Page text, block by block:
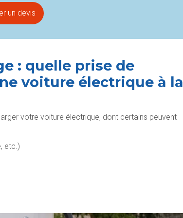
un devis
: quelle prise de
voiture électrique à la
votre voiture électrique, dont certains peuvent
etc.)